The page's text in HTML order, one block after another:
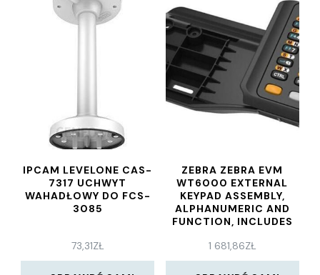
IPCAM LEVELONE CAS-
7317 UCHWYT
WAHADŁOWY DO FCS-
3085
73,31ZŁ
ZEBRA ZEBRA EVM
WT6000 EXTERNAL
KEYPAD ASSEMBLY,
ALPHANUMERIC AND
FUNCTION, INCLUDES
1 681,86ZŁ